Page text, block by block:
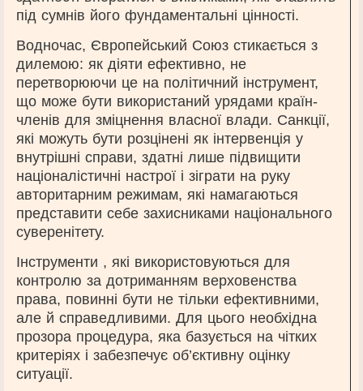
під сумнів його фундаментальні цінності.
Водночас, Європейський Союз стикається з
дилемою: як діяти ефективно, не
перетворюючи це на політичний інструмент,
що може бути використаний урядами країн-
членів для зміцнення власної влади. Санкції,
які можуть бути розцінені як інтервенція у
внутрішні справи, здатні лише підвищити
націоналістичні настрої і зіграти на руку
авторитарним режимам, які намагаються
представити себе захисниками національного
суверенітету.
Інструменти , які використовуються для
контролю за дотриманням верховенства
права, повинні бути не тільки ефективними,
але й справедливими. Для цього необхідна
прозора процедура, яка базується на чітких
критеріях і забезпечує об’єктивну оцінку
ситуації.